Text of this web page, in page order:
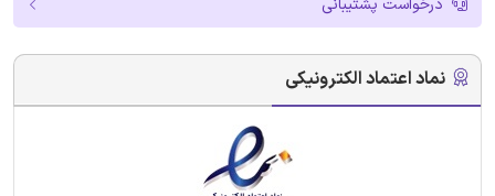
درخواست پشتیبانی
نماد اعتماد الکترونیکی